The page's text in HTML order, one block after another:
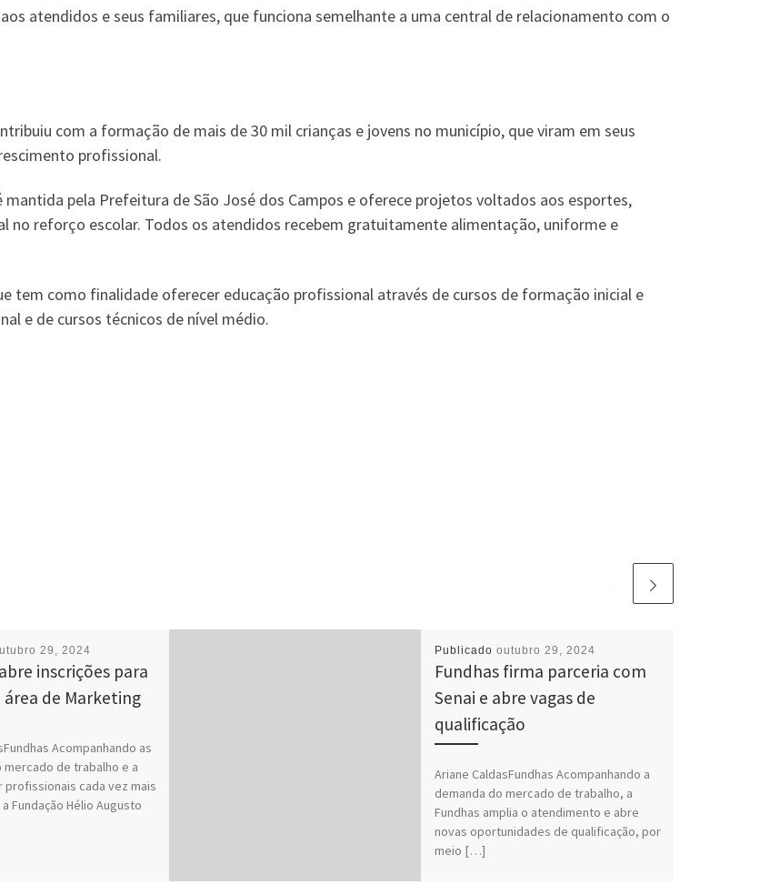
atendidos e seus familiares, que funciona semelhante a uma central de relacionamento com o
com a formação de mais de 30 mil crianças e jovens no município, que viram em seus
profissional.
pela Prefeitura de São José dos Campos e oferece projetos voltados aos esportes,
no reforço escolar. Todos os atendidos recebem gratuitamente alimentação, uniforme e
tem como finalidade oferecer educação profissional através de cursos de formação inicial e
e de cursos técnicos de nível médio.
29, 2024
inscrições para
área de Marketing
Acompanhando as
mercado de trabalho e a
profissionais cada vez mais
Fundação Hélio Augusto
Publicado outubro 29, 2024
Fundhas firma parceria com
Senai e abre vagas de
qualificação
Ariane CaldasFundhas Acompanhando a
demanda do mercado de trabalho, a
Fundhas amplia o atendimento e abre
novas oportunidades de qualificação, por
meio […]